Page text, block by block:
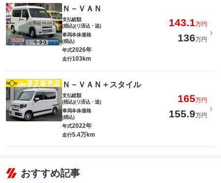
Ｎ－ＶＡＮ
支払総額
(税込)(リ済込・追)
143.1万円
車両本体価格
(税込)
136万円
年式2026年
走行103km
Ｎ－ＶＡＮ＋スタイル
支払総額
(税込)(リ済込・追)
165万円
車両本体価格
(税込)
155.9万円
年式2022年
走行5.4万km
おすすめ記事